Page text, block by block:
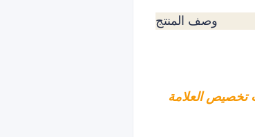
وصف المنتج
تخصيص العلامة